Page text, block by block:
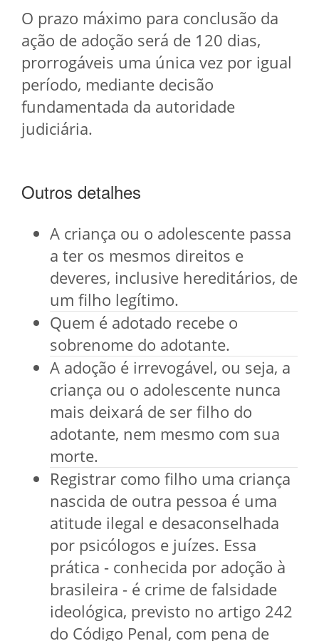
O prazo máximo para conclusão da
ação de adoção será de 120 dias,
prorrogáveis uma única vez por igual
período, mediante decisão
fundamentada da autoridade
judiciária.
Outros detalhes
A criança ou o adolescente passa
a ter os mesmos direitos e
deveres, inclusive hereditários, de
um filho legítimo.
Quem é adotado recebe o
sobrenome do adotante.
A adoção é irrevogável, ou seja, a
criança ou o adolescente nunca
mais deixará de ser filho do
adotante, nem mesmo com sua
morte.
Registrar como filho uma criança
nascida de outra pessoa é uma
atitude ilegal e desaconselhada
por psicólogos e juízes. Essa
prática - conhecida por adoção à
brasileira - é crime de falsidade
ideológica, previsto no artigo 242
do Código Penal, com pena de